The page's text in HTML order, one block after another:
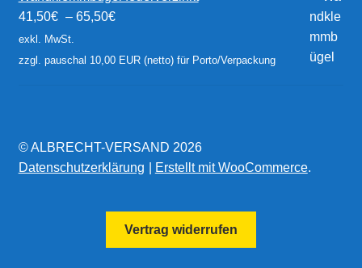
41,50€ – 65,50€
exkl. MwSt.
zzgl. pauschal 10,00 EUR (netto) für Porto/Verpackung
© ALBRECHT-VERSAND 2026
Datenschutzerklärung
Erstellt mit WooCommerce.
Vertrag widerrufen